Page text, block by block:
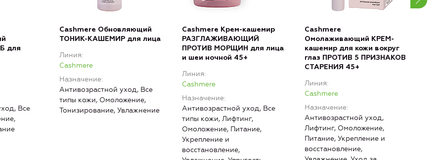
для
Все
Cashmere Обновляющий
ТОНИК-КАШЕМИР для лица
Линия
Cashmere
Назначение
Антивозрастной уход, Все
типы кожи, Омоложение,
Тонизирование, Увлажнение
Cashmere Крем-кашемир
РАЗГЛАЖИВАЮЩИЙ
ПРОТИВ МОРЩИН для лица
и шеи ночной 45+
Линия
Cashmere
Назначение
Антивозрастной уход, Все
типы кожи, Лифтинг,
Омоложение, Питание,
Укрепление и
восстановление,
Cashmere
Омолаживающий КРЕМ-
кашемир для кожи вокруг
глаз ПРОТИВ 5 ПРИЗНАКОВ
СТАРЕНИЯ 45+
Линия
Cashmere
Назначение
Антивозрастной уход,
Лифтинг, Омоложение,
Питание, Укрепление и
восстановление,